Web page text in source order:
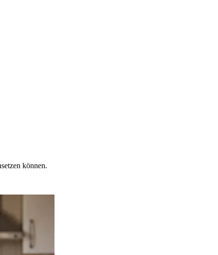
können.